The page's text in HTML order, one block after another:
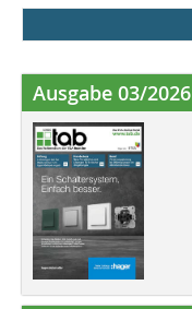
Ausgabe 03/2026